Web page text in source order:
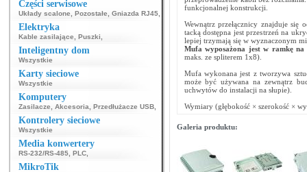
Części serwisowe
Układy scalone Pozostałe Gniazda RJ45
Elektryka
Kable zasilające Puszki
Inteligentny dom
Wszystkie
Karty sieciowe
Wszystkie
Komputery
Zasilacze Akcesoria Przedłużacze USB
Kontrolery sieciowe
Wszystkie
Media konwertery
RS-232/RS-485 PLC
MikroTik
funkcjonalnej konstrukcji.
Wewnątrz przełącznicy znajduje się
tacką dostępna jest przestrzeń na
lepiej trzymają się w wyznaczonym
Mufa wyposażona jest w ramkę
maks. ze spliterem 1x8).
Mufa wykonana jest z tworzywa
może być używana na zewnątrz
uchwytów do instalacji na słupie).
Wymiary (głębokość × szerokość ×
Galeria produktu: